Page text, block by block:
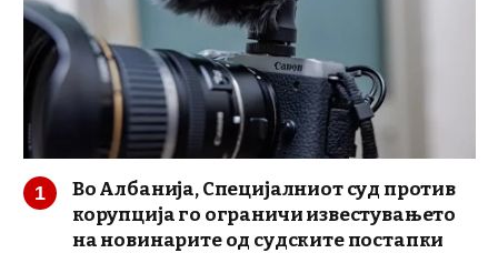
Во Албанија, Специјалниот суд против
корупција го ограничи известувањето
на новинарите од судските постапки